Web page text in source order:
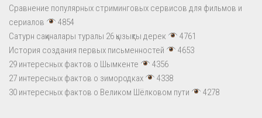
Сравнение популярных стриминговых сервисов для фильмов и
сериалов
4854
Сатурн сақиналары туралы 26 қызықты дерек
4761
История создания первых письменностей
4653
29 интересных фактов о Шымкенте
4356
27 интересных фактов о зимородках
4338
30 интересных фактов о Великом Шёлковом пути
4278